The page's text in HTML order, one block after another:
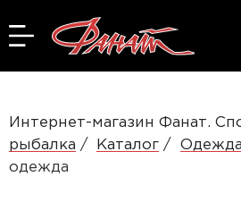
Интернет-магазин Фанат.
рыбалка
Каталог Одежда
одежда